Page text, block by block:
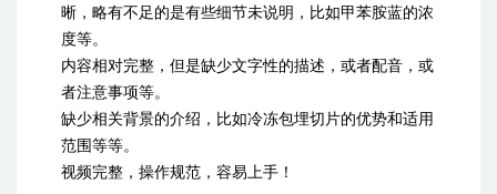
晰，略有不足的是有些细节未说明，比如甲苯胺蓝的浓
度等。
内容相对完整，但是缺少文字性的描述，或者配音，或
者注意事项等。
缺少相关背景的介绍，比如冷冻包埋切片的优势和适用
范围等等。
视频完整，操作规范，容易上手！